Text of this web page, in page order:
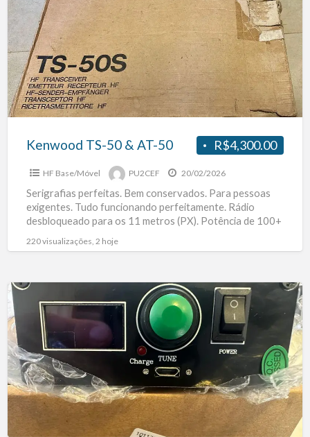
50
&
AT-
50
R$4,300.00
Kenwood TS-50 & AT-50
HF Base/Móvel PU2CEF 20/02/2026
Serigrafias perfeitas. Bem conservados. Para pessoas
exigentes. Tudo funcionando perfeitamente. Rádio
desbloqueado para os 11 metros (PX). Potência de 100+
220 visualizações, 2 hoje
ATU-
100
NOVO